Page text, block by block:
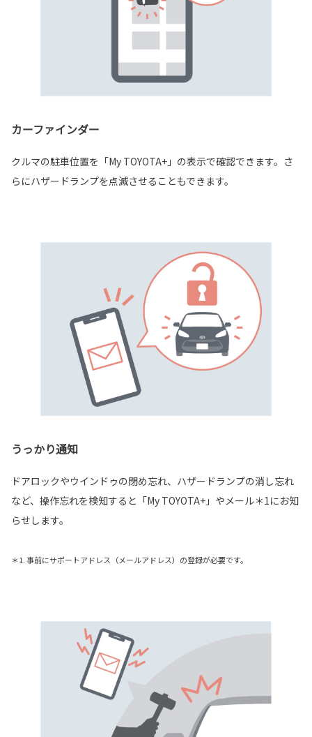
カーファインダー
クルマの駐車位置を「My TOYOTA+」の表示で確認できます。さ
らにハザードランプを点滅させることもできます。
うっかり通知
ドアロックやウインドゥの閉め忘れ、ハザードランプの消し忘れ
など、操作忘れを検知すると「My TOYOTA+」やメール＊1にお知
らせします。
＊1. 事前にサポートアドレス（メールアドレス）の登録が必要です。